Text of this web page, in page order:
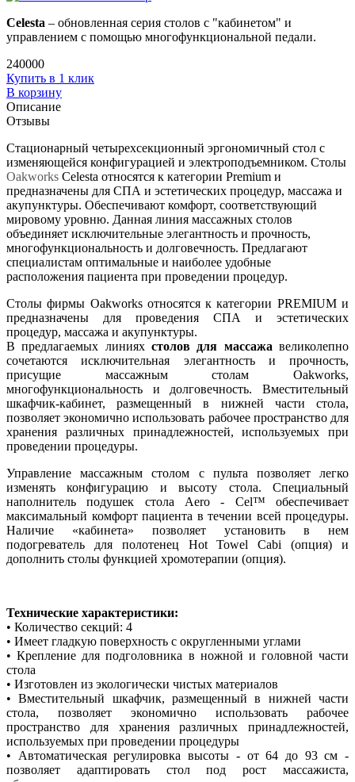
Celesta – обновленная серия столов с "кабинетом" и
управлением с помощью многофункциональной педали.
240000
Купить в 1 клик
В корзину
Описание
Отзывы
Стационарный четырехсекционный эргономичный стол с
изменяющейся конфигурацией и электроподъемником. Столы
Oakworks Celesta относятся к категории Premium и
предназначены для СПА и эстетических процедур, массажа и
акупунктуры. Обеспечивают комфорт, соответствующий
мировому уровню. Данная линия массажных столов
объединяет исключительные элегантность и прочность,
многофункциональность и долговечность. Предлагают
специалистам оптимальные и наиболее удобные
расположения пациента при проведении процедур.
Столы фирмы Oakworks относятся к категории PREMIUM и
предназначены для проведения СПА и эстетических
процедур, массажа и акупунктуры.
В предлагаемых линиях столов для массажа великолепно
сочетаются исключительная элегантность и прочность,
присущие массажным столам Oakworks,
многофункциональность и долговечность. Вместительный
шкафчик-кабинет, размещенный в нижней части стола,
позволяет экономично использовать рабочее пространство для
хранения различных принадлежностей, используемых при
проведении процедуры.
Управление массажным столом с пульта позволяет легко
изменять конфигурацию и высоту стола. Специальный
наполнитель подушек стола Aero - Cel™ обеспечивает
максимальный комфорт пациента в течении всей процедуры.
Наличие «кабинета» позволяет установить в нем
подогреватель для полотенец Hot Towel Cabi (опция) и
дополнить столы функцией хромотерапии (опция).
Технические характеристики:
• Количество секций: 4
• Имеет гладкую поверхность с округленными углами
• Крепление для подголовника в ножной и головной части
стола
• Изготовлен из экологически чистых материалов
• Вместительный шкафчик, размещенный в нижней части
стола, позволяет экономично использовать рабочее
пространство для хранения различных принадлежностей,
используемых при проведении процедуры
• Автоматическая регулировка высоты - от 64 до 93 см -
позволяет адаптировать стол под рост массажиста,